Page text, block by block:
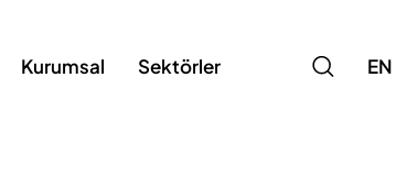
Kurumsal Sektörler EN